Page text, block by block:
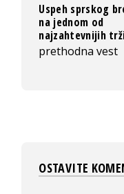
Uspeh sprskog
na jednom od
najzahtevnijih
prethodna vest
OSTAVITE